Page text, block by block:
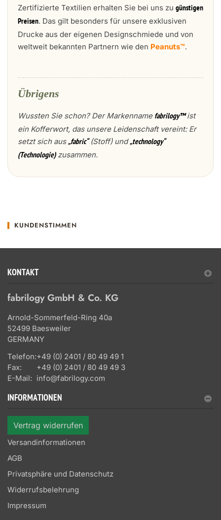
Zertifizierte Textilien erhalten Sie bei uns zu günstigen
Preisen. Das gilt besonders für unsere exklusiven
Drucke aus der eigenen Designschmiede und von
weltweit bekannten Partnern wie den Peanuts™.
Übrigens
Wussten Sie schon? Der Markenname fabrilogy™ist
ein Kofferwort, das unsere Leidenschaft vereint: Er
setzt sich aus„fabric“(Stoff) und„technology“
(Technologie)zusammen.
KUNDENSTIMMEN
KONTAKT
fabrilogy GmbH & Co. KG
Arnold-Sommerfeld-Ring 40a
52499 Baesweiler
GERMANY
Telefon:+49 (0) 2401 / 80 49 49 1
Fax:
+49 (0) 2401 / 80 49 49 3
E-Mail: info@fabrilogy.com
INFORMATIONEN
Vertrag widerrufen
Versandinformationen
AGB
Privatsphäre und Datenschutz
Widerrufsbelehrung
Impressum